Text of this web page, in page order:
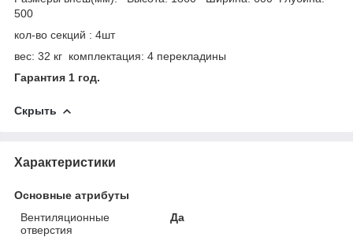
500
кол-во секций : 4шт
вес: 32 кг комплектация: 4 перекладины
Гарантия 1 год.
Скрыть
Характеристики
Основные атрибуты
Вентиляционные
отверстия
Да